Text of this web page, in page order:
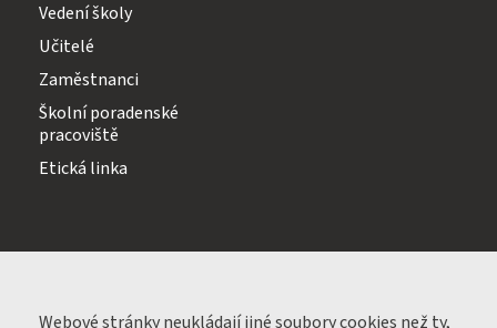
Vedení školy
Učitelé
Zaměstnanci
Školní poradenské
pracoviště
Etická linka
Webové stránky neukládají jiné souborycookies než ty,